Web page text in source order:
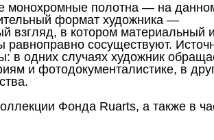
монохромные полотна — на
формат художника —
взгляд, в котором материальный и
сосуществуют.
в одних случаях художник
и фотодокументалистике, в
Фонда Ruarts, а также в